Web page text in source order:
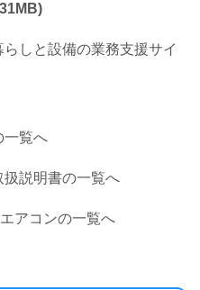
しと設備の業務支援サイ
一覧へ
説明書の一覧へ
アコンの一覧へ